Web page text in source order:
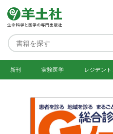
新刊 実験医学 レジデント